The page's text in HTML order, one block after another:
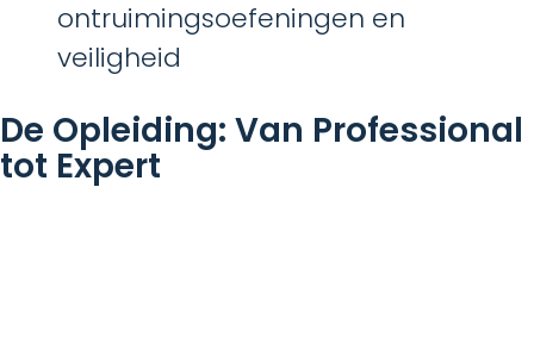
ontruimingsoefeningen en
veiligheid
De Opleiding: Van Professional
tot Expert